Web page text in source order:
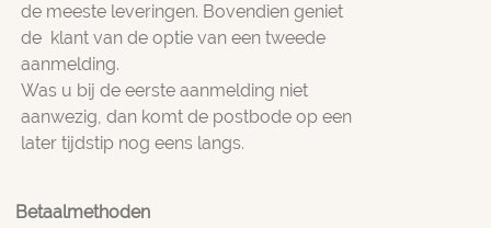
de meeste leveringen. Bovendien geniet
de klant van de optie van een tweede
aanmelding.
Was u bij de eerste aanmelding niet
aanwezig, dan komt de postbode op een
later tijdstip nog eens langs.
Betaalmethoden